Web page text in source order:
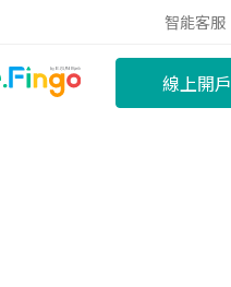
智能客服
線上開戶